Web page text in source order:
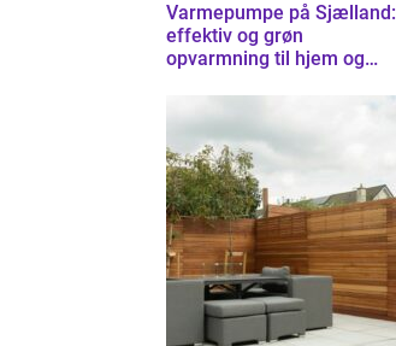
Varmepumpe på Sjælland:
effektiv og grøn
opvarmning til hjem og